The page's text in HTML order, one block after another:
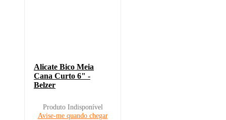
Alicate Bico Meia
Cana Curto 6" -
Belzer
Produto Indisponível
Avise-me quando chegar